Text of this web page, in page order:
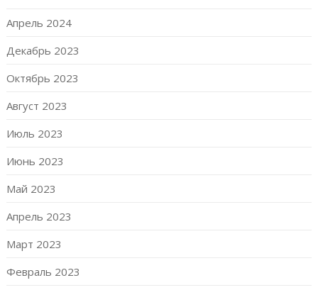
Апрель 2024
Декабрь 2023
Октябрь 2023
Август 2023
Июль 2023
Июнь 2023
Май 2023
Апрель 2023
Март 2023
Февраль 2023